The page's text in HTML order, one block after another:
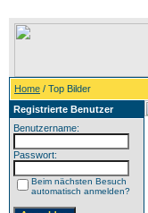
Home / Top Bilder
Registrierte Benutzer
Benutzername:
Passwort:
Beim nächsten Besuch
automatisch anmelden?